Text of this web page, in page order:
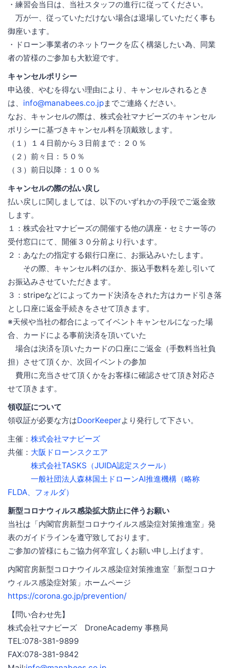
・練習会当日は、当社スタッフの進行に従ってください。
万が一、従っていただけない場合は退場していただく事も
御座います。
・ドローン事業者のネットワークを広く構築したい為、同業
者の皆様のご参加も大歓迎です。
キャンセルポリシー
申込後、やむを得ない理由により、キャンセルされるとき
は、 info@manabees.co.jpまでご連絡ください。
なお、キャンセルの際は、株式会社マナビーズのキャンセル
ポリシーに基づきキャンセル料を頂戴致します。
（１）１４日前から３日前まで：２０％
（２）前々日：５０％
（３）前日以降：１００％
キャンセルの際の払い戻し
払い戻しに関しましては、以下のいずれかの手段でご返金致
します。
１：株式会社マナビーズの開催する他の講座・セミナー等の
受付窓口にて、開催３０分前より行います。
２：あなたの指定する銀行口座に、お振込みいたします。
その際、キャンセル料のほか、振込手数料を差し引いて
お振込みさせていただきます。
３：stripeなどによってカード決済をされた方はカード引き落
とし口座に返金手続きをさせて頂きます。
※天候や当社の都合によってイベントキャンセルになった場
合、カードによる事前決済を頂いていた
場合は決済を頂いたカードの口座にご返金（手数料当社負
担）させて頂くか、次回イベントの参加
費用に充当させて頂くかをお客様に確認させて頂き対応さ
せて頂きます。
領収証について
領収証が必要な方はDoorKeeperより発行して下さい。
主催： 株式会社マナビーズ
共催： 大阪ドローンスクエア
株式会社TASKS（JUIDA認定スクール）
一般社団法人森林国土ドローンAI推進機構（略称
FLDA、フォルダ）
新型コロナウィルス感染拡大防止に伴うお願い
当社は「内閣官房新型コロナウイルス感染症対策推進室」発
表のガイドラインを遵守致しております。
ご参加の皆様にもご協力何卒宜しくお願い申し上げます。
内閣官房新型コロナウイルス感染症対策推進室「新型コロナ
ウィルス感染症対策」ホームページ
https://corona.go.jp/prevention/
【問い合わせ先】
株式会社マナビーズ DroneAcademy 事務局
TEL:078-381-9899
FAX:078-381-9842